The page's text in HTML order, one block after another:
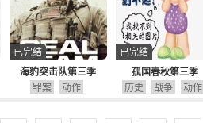
海豹突击队第三季
已完结
罪案 动作
孤国春秋第三季
已完结
历史 战争 动作